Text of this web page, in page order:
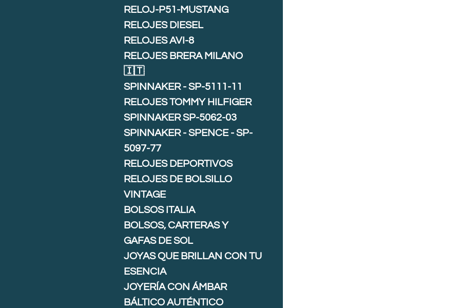
RELOJ-P51-MUSTANG
RELOJES DIESEL
RELOJES AVI-8
RELOJES BRERA MILANO
🇮🇹
SPINNAKER - SP-5111-11
RELOJES TOMMY HILFIGER
SPINNAKER SP-5062-03
SPINNAKER - SPENCE - SP-
5097-77
RELOJES DEPORTIVOS
RELOJES DE BOLSILLO
VINTAGE
BOLSOS ITALIA
BOLSOS, CARTERAS Y
GAFAS DE SOL
JOYAS QUE BRILLAN CON TU
ESENCIA
JOYERÍA CON ÁMBAR
BÁLTICO AUTÉNTICO